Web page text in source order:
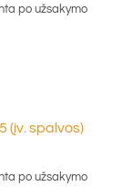
po užsakymo
(įv. spalvos)
po užsakymo